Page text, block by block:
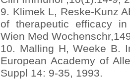
9. Klimek L, Reske-Kunz
of therapeutic efficacy
Wien Med
10. Malling H, Weeke B.
European Academy of
Suppl 14: 9-35, 1993.